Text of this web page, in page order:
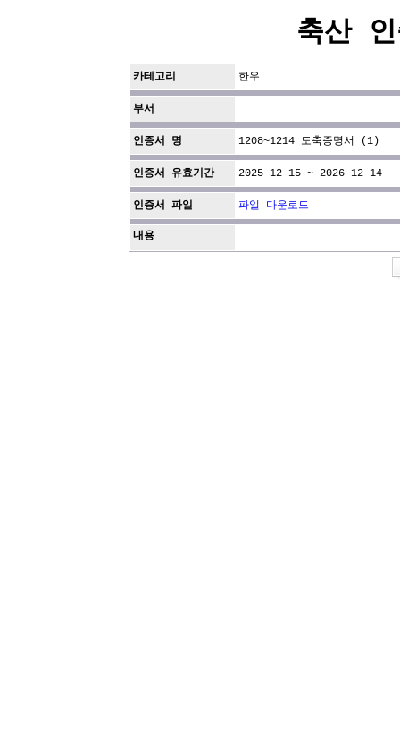
축산
카테고리 한우
부서
인증서 명 1208~1214 도축증명서 (1)
인증서 유효기간 2025-12-15 ~ 2026-12-14
인증서 파일 파일 다운로드
내용